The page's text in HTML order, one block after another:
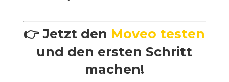
👉 Jetzt den Moveo testen
und den ersten Schritt
machen!